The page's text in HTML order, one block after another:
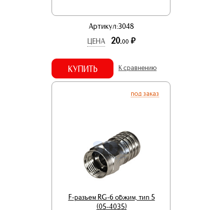
Артикул:3048
ЦЕНА
20.00 р.
КУПИТЬ К сравнению
под заказ
F-разъем RG-6 обжим, тип 5
(05-4035)